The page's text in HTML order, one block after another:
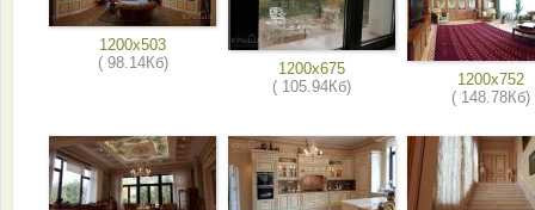
1200x503
( 98.14Кб)
1200x675
( 105.94Кб)
1200x752
( 148.78Кб)